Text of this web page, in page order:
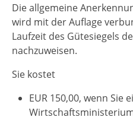
Die allgemeine
wird mit der Auflage
Laufzeit des Gütesiegels
nachzuweisen.
Sie kostet
EUR 150,00, wenn Sie